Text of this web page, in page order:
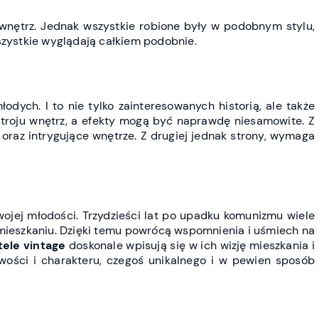
Jednak wszystkie robione były w podobnym stylu,
wyglądają całkiem podobnie.
I to nie tylko zainteresowanych historią, ale także
wnętrz, a efekty mogą być naprawdę niesamowite. Z
intrygujące wnętrze. Z drugiej jednak strony, wymaga
młodości. Trzydzieści lat po upadku komunizmu wiele
Dzięki temu powrócą wspomnienia i uśmiech na
vintage doskonale wpisują się w ich wizję mieszkania i
i charakteru, czegoś unikalnego i w pewien sposób